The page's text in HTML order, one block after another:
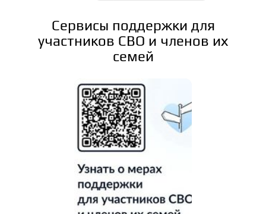
Сервисы поддержки для
участников СВО и членов их
семей